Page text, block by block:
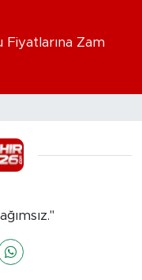
Fiyatlarına Zam